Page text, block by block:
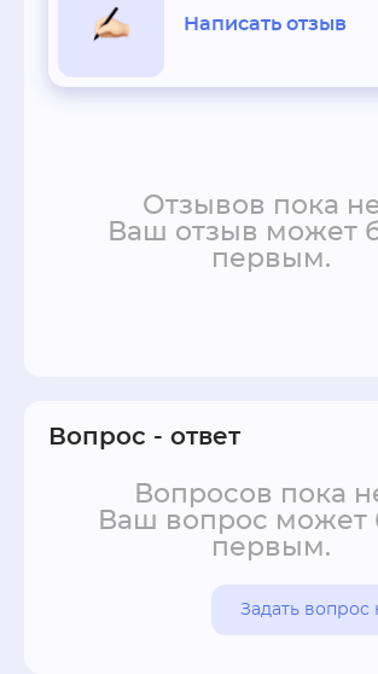
Написать отзыв
Отзывов пока
Ваш отзыв может
первым.
Вопрос - ответ
Вопросов пока
Ваш вопрос может
первым.
Задать вопрос